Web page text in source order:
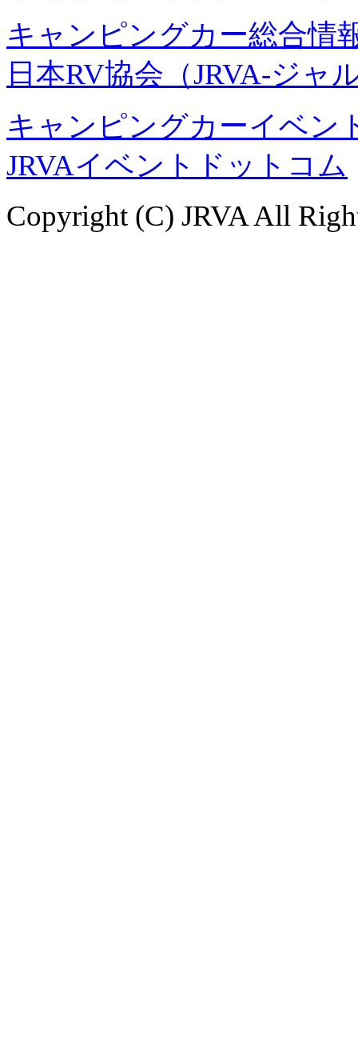
キャンピングカー総合情
日本RV協会（JRVA-ジャ
キャンピングカーイベン
JRVAイベントドットコム
Copyright (C) JRVA All